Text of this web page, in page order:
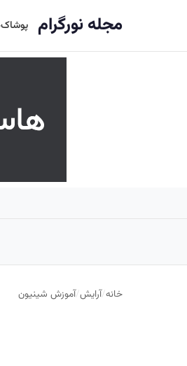
مجله نورگرام پوشاک
خانه/آرایش/آموزش شینیون